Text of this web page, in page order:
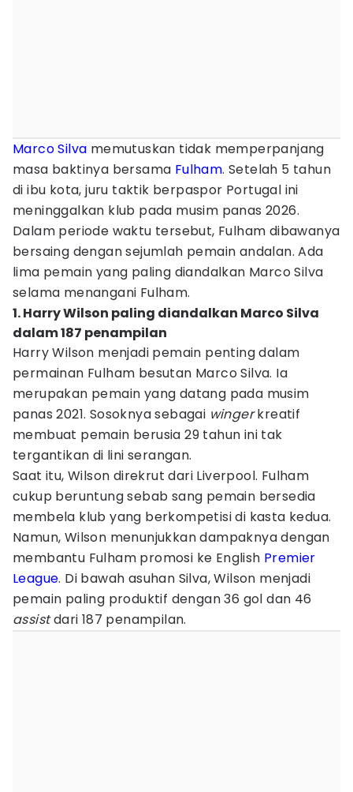
Marco Silva memutuskan tidak memperpanjang
masa baktinya bersama Fulham. Setelah 5 tahun
di ibu kota, juru taktik berpaspor Portugal ini
meninggalkan klub pada musim panas 2026.
Dalam periode waktu tersebut, Fulham dibawanya
bersaing dengan sejumlah pemain andalan. Ada
lima pemain yang paling diandalkan Marco Silva
selama menangani Fulham.
1. Harry Wilson paling diandalkan Marco Silva
dalam 187 penampilan
Harry Wilson menjadi pemain penting dalam
permainan Fulham besutan Marco Silva. Ia
merupakan pemain yang datang pada musim
panas 2021. Sosoknya sebagai wingerkreatif
membuat pemain berusia 29 tahun ini tak
tergantikan di lini serangan.
Saat itu, Wilson direkrut dari Liverpool. Fulham
cukup beruntung sebab sang pemain bersedia
membela klub yang berkompetisi di kasta kedua.
Namun, Wilson menunjukkan dampaknya dengan
membantu Fulham promosi ke English Premier
League. Di bawah asuhan Silva, Wilson menjadi
pemain paling produktif dengan 36 gol dan 46
assistdari 187 penampilan.